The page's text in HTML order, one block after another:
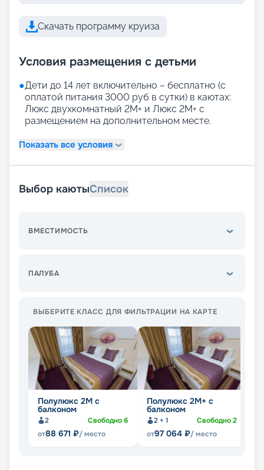
Скачать программу круиза
Условия размещения с детьми
●Дети до 14 лет включительно – бесплатно (с
оплатой питания 3000 руб в сутки) в каютах:
Люкс двухкомнатный 2М+ и Люкс 2М+ с
размещением на дополнительном месте.
Показать все условия
Выбор каютыСписок
ВМЕСТИМОСТЬ
ПАЛУБА
ВЫБЕРИТЕ КЛАСС ДЛЯ ФИЛЬТРАЦИИ НА КАРТЕ
Полулюкс 2М с
балконом
2 Свободно6
от88 671 ₽/ место
Полулюкс 2М+ с
балконом
2 + 1 Свободно2
от97 064 ₽/ место